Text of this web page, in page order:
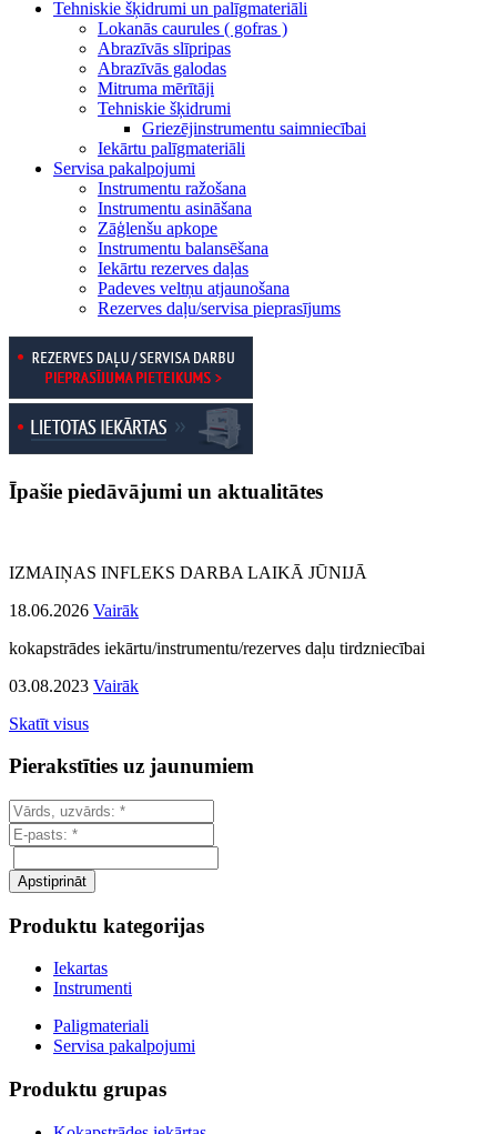
Tehniskie šķidrumi un palīgmateriāli
Lokanās caurules ( gofras )
Abrazīvās slīpripas
Abrazīvās galodas
Mitruma mērītāji
Tehniskie šķidrumi
Griezējinstrumentu saimniecībai
Iekārtu palīgmateriāli
Servisa pakalpojumi
Instrumentu ražošana
Instrumentu asināšana
Zāģlenšu apkope
Instrumentu balansēšana
Iekārtu rezerves daļas
Padeves veltņu atjaunošana
Rezerves daļu/servisa pieprasījums
Īpašie piedāvājumi un aktualitātes
IZMAIŅAS INFLEKS DARBA LAIKĀ JŪNIJĀ
18.06.2026 Vairāk
kokapstrādes iekārtu/instrumentu/rezerves daļu tirdzniecībai
03.08.2023 Vairāk
Skatīt visus
Pierakstīties uz jaunumiem
Produktu kategorijas
Iekartas
Instrumenti
Paligmateriali
Servisa pakalpojumi
Produktu grupas